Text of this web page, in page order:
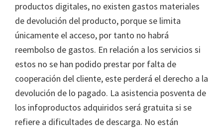
productos digitales, no existen gastos materiales
de devolución del producto, porque se limita
únicamente el acceso, por tanto no habrá
reembolso de gastos. En relación a los servicios si
estos no se han podido prestar por falta de
cooperación del cliente, este perderá el derecho a la
devolución de lo pagado. La asistencia posventa de
los infoproductos adquiridos será gratuita si se
refiere a dificultades de descarga. No están